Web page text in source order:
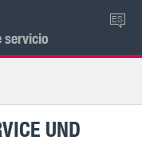
servicio
ES
UND